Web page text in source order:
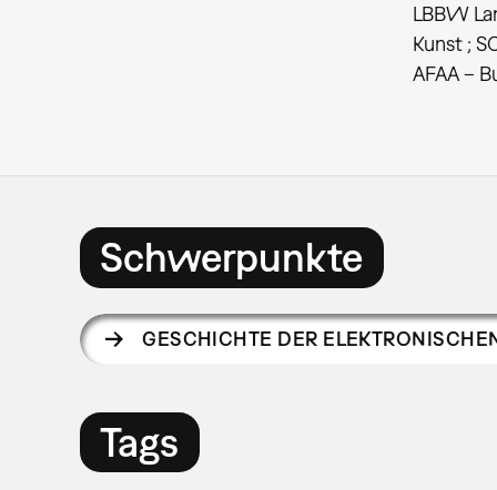
LBBW
Kunst ;
AFAA –
Schwerpunkte
GESCHICHTE DER
Tags